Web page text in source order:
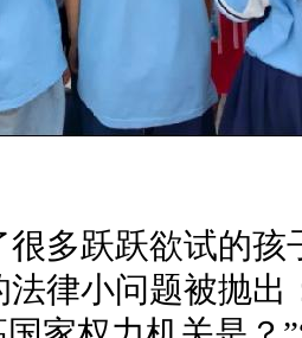
跃跃欲试的孩
律小问题被抛出